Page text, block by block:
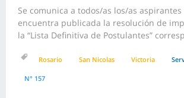
Se comunica a todos/as los/as aspirantes
encuentra publicada la resolución de
la “Lista Definitiva de Postulantes”
Rosario San Nicolas Victoria
N° 157